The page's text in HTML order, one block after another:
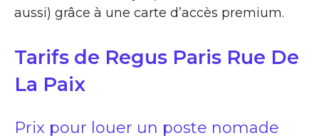
aussi) grâce à une carte d’accès premium.
Tarifs de Regus Paris Rue De
La Paix
Prix pour louer un poste nomade